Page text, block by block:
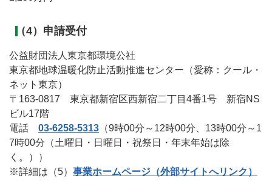
（4）申請受付
公益財団法人東京都環境公社
東京都地球温暖化防止活動推進センター（愛称：クール・
ネット東京）
〒163-0817 東京都新宿区西新宿二丁目4番1号 新宿NS
ビル17階
電話 03-6258-5313 （9時00分～12時00分、13時00分～1
7時00分（土曜日・日曜日・祝祭日・年末年始は除
く。））
※詳細は（5） 事業ホームページ（外部サイトへリンク）